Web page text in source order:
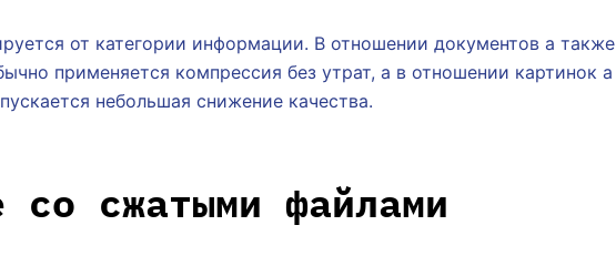
от категории информации. В отношении документов а также
применяется компрессия без утрат, а в отношении картинок а
небольшая снижение качества.
со сжатыми файлами